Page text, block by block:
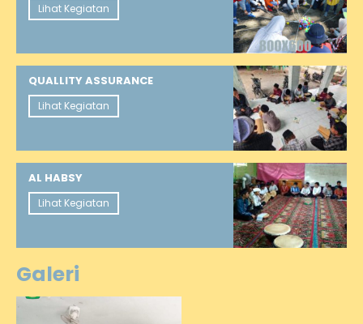
Lihat Kegiatan
QUALLITY ASSURANCE
Lihat Kegiatan
AL HABSY
Lihat Kegiatan
Galeri